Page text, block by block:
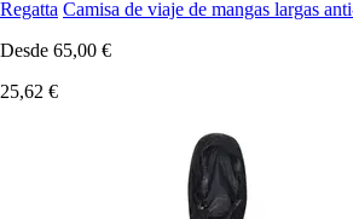
Regatta Camisa de viaje de mangas largas
Desde 65,00 €
25,62 €